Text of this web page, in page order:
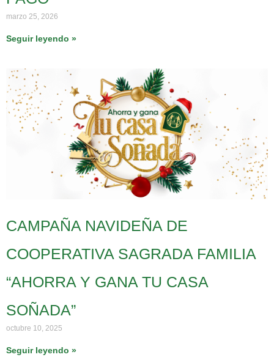
marzo 25, 2026
Seguir leyendo »
CAMPAÑA NAVIDEÑA DE
COOPERATIVA SAGRADA FAMILIA
“AHORRA Y GANA TU CASA
SOÑADA”
octubre 10, 2025
Seguir leyendo »